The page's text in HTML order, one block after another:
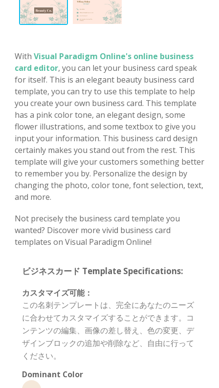
With Visual Paradigm Online's online business
card editor, you can let your business card speak
for itself. This is an elegant beauty business card
template, you can try to use this template to help
you create your own business card. This template
has a pink color tone, an elegant design, some
flower illustrations, and some textbox to give you
input your information. This business card design
certainly makes you stand out from the rest. This
template will give your customers something better
to remember you by. Personalize the design by
changing the photo, color tone, font selection, text,
and more.
Not precisely the business card template you
wanted? Discover more vivid business card
templates on Visual Paradigm Online!
ビジネスカード Template Specifications:
カスタマイズ可能：
この名刺テンプレートは、完全にあなたのニーズ
に合わせてカスタマイズすることができます。コ
ンテンツの編集、画像の差し替え、色の変更、デ
ザインブロックの追加や削除など、自由に行って
ください。
Dominant Color